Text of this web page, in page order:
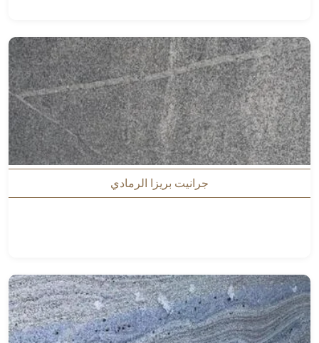
جرانيت بريزا الرمادي